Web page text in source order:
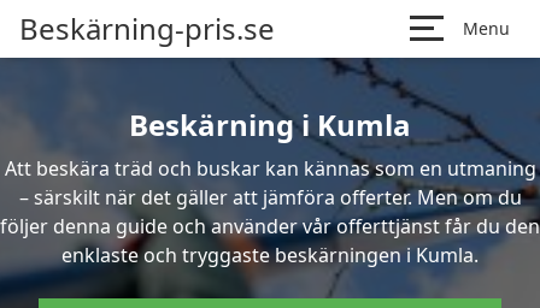
Beskärning-pris.se Menu
Beskärning i Kumla
Att beskära träd och buskar kan kännas som en utmaning
– särskilt när det gäller att jämföra offerter. Men om du
följer denna guide och använder vår offerttjänst får du den
enklaste och tryggaste beskärningen i Kumla.